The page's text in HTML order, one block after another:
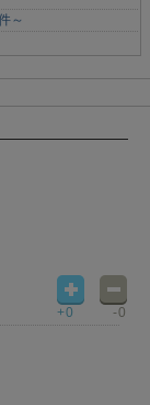
～
+0 -0